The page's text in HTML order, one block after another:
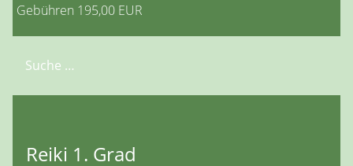
Gebühren 195,00 EUR
Suchen
Reiki 1. Grad